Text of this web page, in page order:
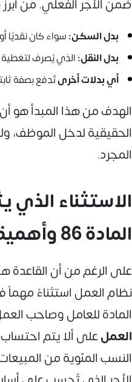
ضمن الأجر الفعلي. من
بدل السكن:سواء كان نقديًا
بدل النقل:الذي يُصرف لتغطية
أي بدلات أخرىتُدفع بصفة
الهدف من هذا المبدأ هو
الحقيقية لدخل الموظف،
المجرد.
الاستثناء الذي
المادة 86 وأهمية العقد
على الرغم من أن
نظام العمل استثناءً
المادة للعامل وصاحب
العملعلى ألا يتم
النسب المئوية من